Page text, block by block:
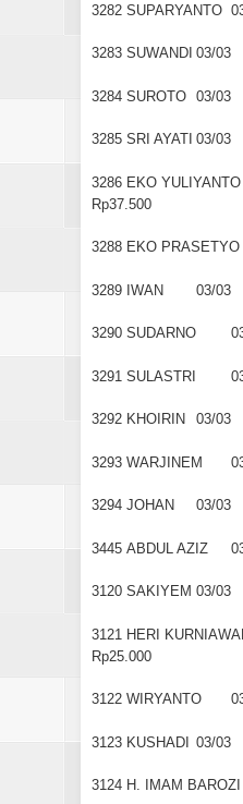
3282 SUPARYANTO
3283 SUWANDI 03/03
3284 SUROTO 03/03
3285 SRI AYATI 03/03
3286 EKO YULIYANTO
Rp37.500
3288 EKO PRASETYO
3289 IWAN 03/03
3290 SUDARNO
3291 SULASTRI
3292 KHOIRIN 03/03
3293 WARJINEM
3294 JOHAN 03/03
3445 ABDUL AZIZ
3120 SAKIYEM 03/03
3121 HERI
Rp25.000
3122 WIRYANTO
3123 KUSHADI 03/03
3124 H. IMAM BAROZI